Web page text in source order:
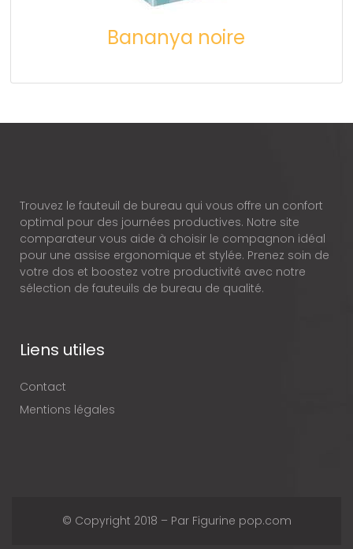
Bananya noire
Trouvez le fauteuil de bureau qui vous offre un confort
optimal pour des journées productives. Notre site
comparateur vous aide à choisir le compagnon idéal
pour une assise ergonomique et stylée. Prenez soin de
votre dos et boostez votre productivité avec notre
sélection de fauteuils de bureau de qualité.
Liens utiles
Contact
Mentions légales
© Copyright 2018 – Par Figurine pop.com